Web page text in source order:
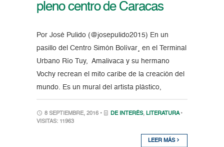
pleno centro de Caracas
Por José Pulido (@josepulido2015) En un
pasillo del Centro Simón Bolívar¸ en el Terminal
Urbano Río Tuy, Amalivaca y su hermano
Vochy recrean el mito caribe de la creación del
mundo. Es un mural del artista plástico,
8 SEPTIEMBRE, 2016 • DE INTERÉS, LITERATURA •
VISITAS: 11963
LEER MÁS